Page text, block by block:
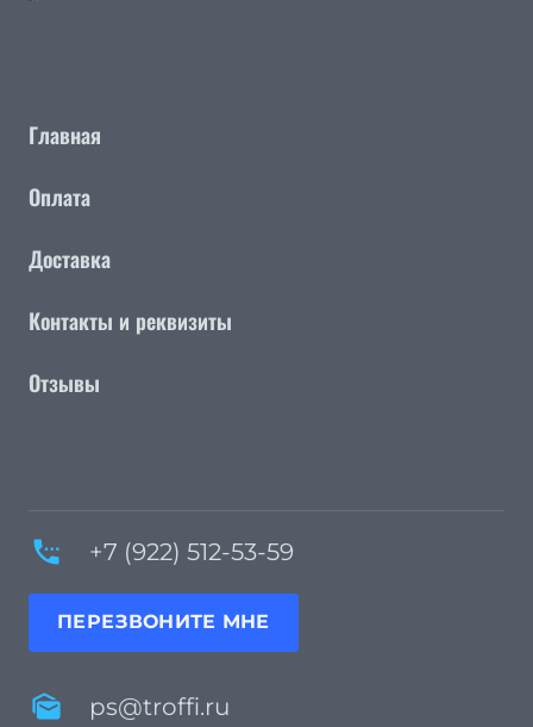
Главная
Оплата
Доставка
Контакты и реквизиты
Отзывы
settings_phone +7 (922) 512-53-59
ПЕРЕЗВОНИТЕ МНЕ
mark_as_unread ps@troffi.ru